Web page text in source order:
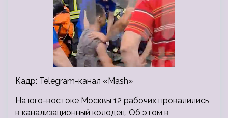
Кадр: Telegram-канал «Mash»
На юго-востоке Москвы 12 рабочих провалились
в канализационный колодец. Об этом в